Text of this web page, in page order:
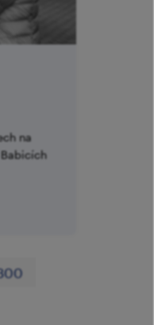
na